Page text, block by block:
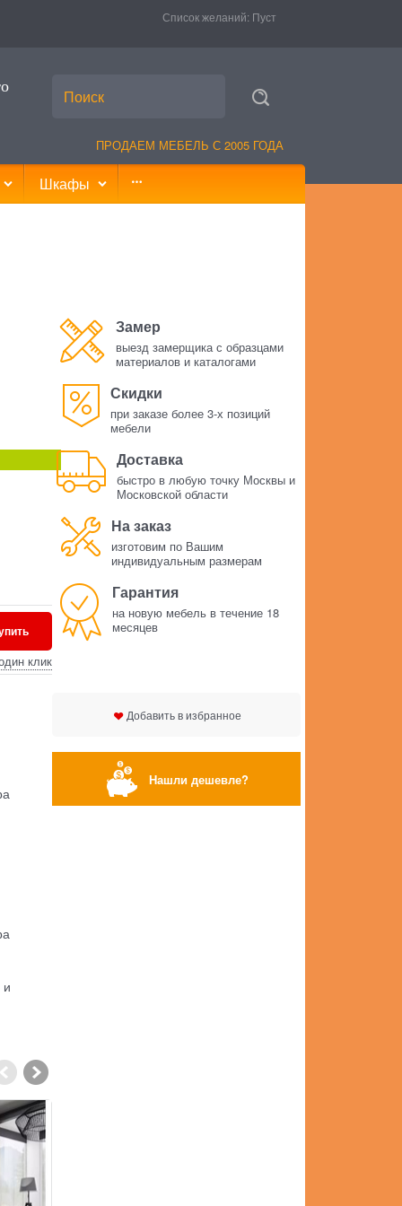
Список желаний: Пуст
ПРОДАЕМ МЕБЕЛЬ С 2005 ГОДА
Шкафы
клик
и
Замер
выезд замерщика с образцами
материалов и каталогами
Скидки
при заказе более 3-х позиций
мебели
Доставка
быстро в любую точку Москвы и
Московской области
На заказ
изготовим по Вашим
индивидуальным размерам
Гарантия
на новую мебель в течение 18
месяцев
Добавить в избранное
Нашли дешевле?